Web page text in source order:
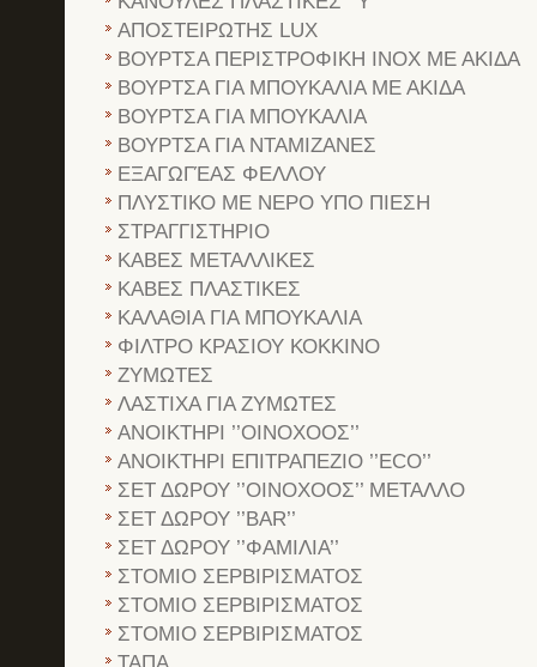
ΑΠΟΣΤΕΙΡΩΤΗΣ LUX
ΒΟΥΡΤΣΑ ΠΕΡΙΣΤΡΟΦΙΚΗ INOX ΜΕ ΑΚΙΔΑ
ΒΟΥΡΤΣΑ ΓΙΑ ΜΠΟΥΚΑΛΙΑ ΜΕ ΑΚΙΔΑ
ΒΟΥΡΤΣΑ ΓΙΑ ΜΠΟΥΚΑΛΙΑ
ΒΟΥΡΤΣΑ ΓΙΑ ΝΤΑΜΙΖΑΝΕΣ
ΕΞΑΓΩΓΈΑΣ ΦΕΛΛΟΥ
ΠΛΥΣΤΙΚΟ ΜΕ ΝΕΡΟ ΥΠΟ ΠΙΕΣΗ
ΣΤΡΑΓΓΙΣΤΗΡΙΟ
ΚΑΒΕΣ ΜΕΤΑΛΛΙΚΕΣ
ΚΑΒΕΣ ΠΛΑΣΤΙΚΕΣ
ΚΑΛΑΘΙΑ ΓΙΑ ΜΠΟΥΚΑΛΙΑ
ΦΙΛΤΡΟ ΚΡΑΣΙΟΥ ΚΟΚΚΙΝΟ
ΖΥΜΩΤΕΣ
ΛΑΣΤΙΧΑ ΓΙΑ ΖΥΜΩΤΕΣ
ΑΝΟΙΚΤΗΡΙ ’’ΟΙΝΟΧΟΟΣ’’
ΑΝΟΙΚΤΗΡΙ ΕΠΙΤΡΑΠΕΖΙΟ ’’ECO’’
ΣΕΤ ΔΩΡΟΥ ’’ΟΙΝΟΧΟΟΣ’’ ΜΕΤΑΛΛΟ
ΣΕΤ ΔΩΡΟΥ ’’BAR’’
ΣΕΤ ΔΩΡΟΥ ’’ΦΑΜΙΛΙΑ’’
ΣΤΟΜΙΟ ΣΕΡΒΙΡΙΣΜΑΤΟΣ
ΣΤΟΜΙΟ ΣΕΡΒΙΡΙΣΜΑΤΟΣ
ΣΤΟΜΙΟ ΣΕΡΒΙΡΙΣΜΑΤΟΣ